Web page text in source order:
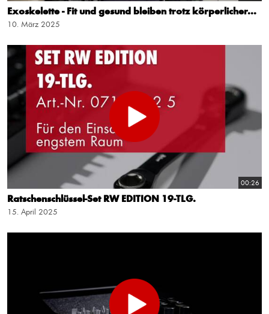
Exoskelette - Fit und gesund bleiben trotz körperlicher...
10. März 2025
00:26
Ratschenschlüssel-Set RW EDITION 19-TLG.
15. April 2025